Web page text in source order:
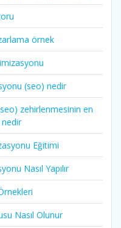
örnek
(seo) nedir
zehirlenmesinin en
nedir
Eğitimi
Nasıl Yapılır
Nasıl Olunur